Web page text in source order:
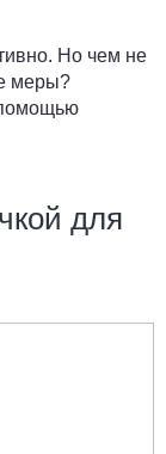
Но чем не
меры?
помощью
для